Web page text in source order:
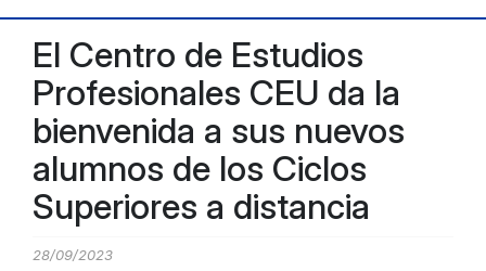
El Centro de Estudios
Profesionales CEU da la
bienvenida a sus nuevos
alumnos de los Ciclos
Superiores a distancia
28/09/2023